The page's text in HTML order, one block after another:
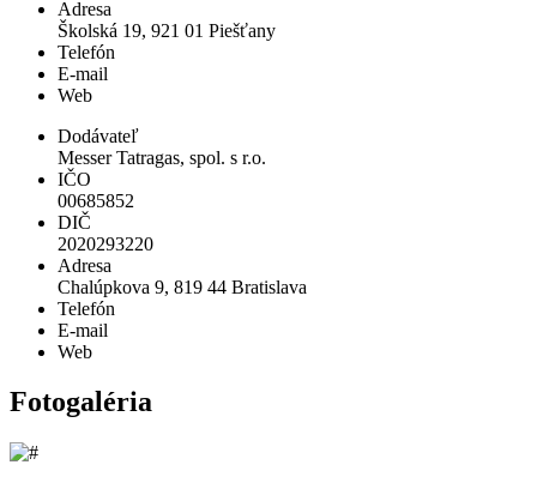
Adresa
Školská 19, 921 01 Piešťany
Telefón
E-mail
Web
Dodávateľ
Messer Tatragas, spol. s r.o.
IČO
00685852
DIČ
2020293220
Adresa
Chalúpkova 9, 819 44 Bratislava
Telefón
E-mail
Web
Fotogaléria